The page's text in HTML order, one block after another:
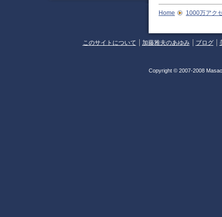
Home 1000万アク
このサイトについて 加藤雅夫のあゆみ ブログ
Copyright © 2007-2008